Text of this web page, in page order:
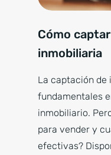
Cómo
inmobiliaria
La captación de
fundamentales
inmobiliario.
para vender y
efectivas?